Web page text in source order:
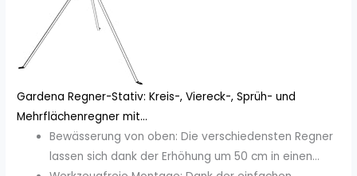
Gardena Regner-Stativ: Kreis-, Viereck-, Sprüh- und
Mehrflächenregner mit...
Bewässerung von oben: Die verschiedensten Regner
lassen sich dank der Erhöhung um 50 cm in einen...